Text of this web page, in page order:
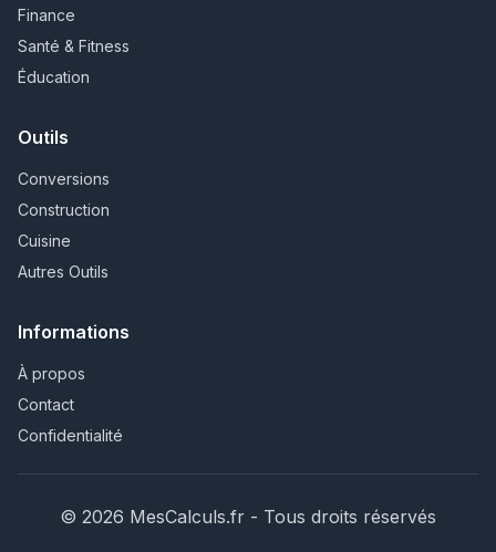
Finance
Santé & Fitness
Éducation
Outils
Conversions
Construction
Cuisine
Autres Outils
Informations
À propos
Contact
Confidentialité
© 2026 MesCalculs.fr - Tous droits réservés